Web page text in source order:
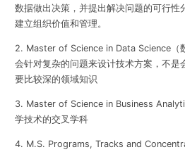
数据做出决策，并提出解决问题的可行性
建立组织价值和管理。
2. Master of Science in Data Science（
会针对复杂的问题来设计技术方案，不是
要比较深的领域知识
3. Master of Science in Business
学技术的交叉学科
4. M.S. Programs, Tracks and